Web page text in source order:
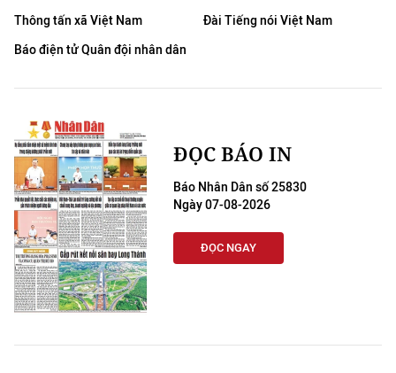
Thông tấn xã Việt Nam
Đài Tiếng nói Việt Nam
Báo điện tử Quân đội nhân dân
ĐỌC BÁO IN
Báo Nhân Dân số 25830
Ngày 07-08-2026
ĐỌC NGAY